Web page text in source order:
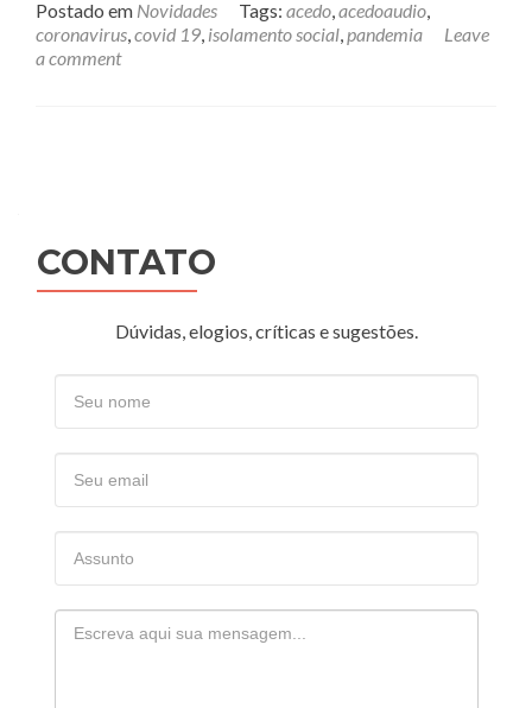
Postado em Novidades Tags: acedo,acedoaudio,
coronavirus,covid 19, isolamento social,pandemia
Leave
a comment
CONTATO
Dúvidas, elogios, críticas e sugestões.